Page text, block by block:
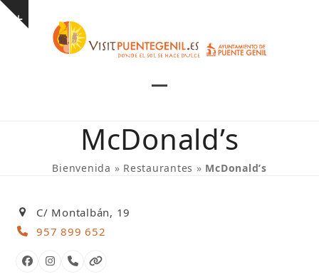
Skip
Show
mobile
menu
mobile
menu
McDonald’s
Bienvenida » Restaurantes » McDonald’s
C/ Montalbán, 19
957 899 652
FacebookInstagram
NúmeroPágina